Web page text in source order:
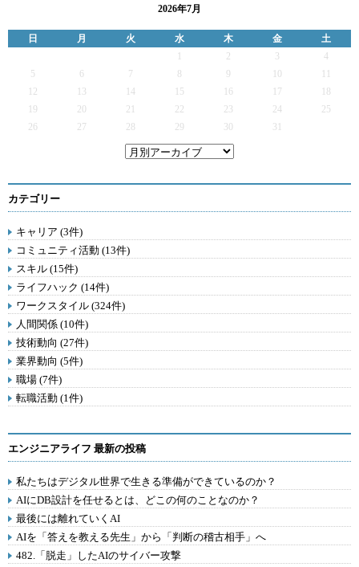
2026年7月
日 月 火 水 木 金
土
2 3
4
5
6 7 9
12
13 14 15 16 17
19
20 21 22 23 24
25
26
27 28 29 30 31
カテゴリー
キャリア (3件)
コミュニティ活動 (13件)
スキル (15件)
ライフハック (14件)
ワークスタイル (324件)
人間関係 (10件)
技術動向 (27件)
業界動向 (5件)
職場 (7件)
転職活動 (1件)
エンジニアライフ 最新の投稿
私たちはデジタル世界で生きる準備ができているのか？
AIにDB設計を任せるとは、どこの何のことなのか？
最後には離れていくAI
AIを「答えを教える先生」から「判断の稽古相手」へ
482.「脱走」したAIのサイバー攻撃